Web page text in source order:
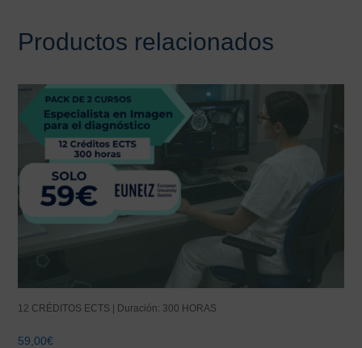
Productos relacionados
12 CRÉDITOS ECTS | Duración: 300 HORAS
59,00€